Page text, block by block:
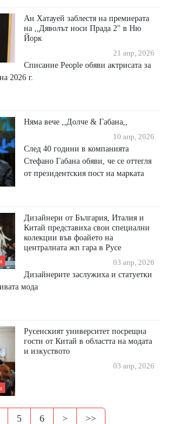
Ан Хатауей заблестя на премиерата
на ,,Дяволът носи Прада 2" в Ню
Йорк
21 апр, 2026
Списание People обяви актрисата за
2026 г.
Няма вече ,,Долче & Габана,,
10 апр, 2026
След 40 години в компанията
Стефано Габана обяви, че се оттегля
от президентския пост на марката
Дизайнери от България, Италия и
Китай представиха свои специални
колекции във фоайето на
централната жп гара в Русе
03 апр, 2026
Дизайнерите заслужиха и статуетки
мода
Русенският университет посрещна
гости от Китай в областта на модата
и изкуството
03 апр, 2026
5 6 > >>